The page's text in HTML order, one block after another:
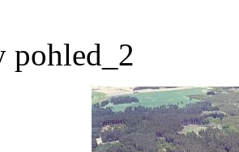
pohled_2